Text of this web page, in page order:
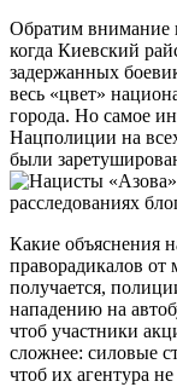
Обратим внимание
когда Киевский
задержанных
весь «цвет»
города. Но самое
Нацполиции на
были
Какие объяснения
праворадикалов от
получается,
нападению на
чтоб участники
сложнее: силовые
чтоб их агентура